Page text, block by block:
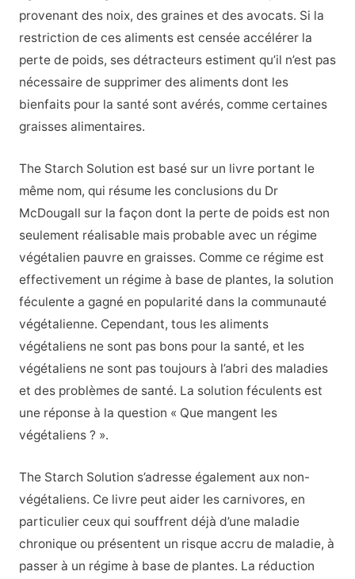
provenant des noix, des graines et des avocats. Si la
restriction de ces aliments est censée accélérer la
perte de poids, ses détracteurs estiment qu’il n’est pas
nécessaire de supprimer des aliments dont les
bienfaits pour la santé sont avérés, comme certaines
graisses alimentaires.
The Starch Solution est basé sur un livre portant le
même nom, qui résume les conclusions du Dr
McDougall sur la façon dont la perte de poids est non
seulement réalisable mais probable avec un régime
végétalien pauvre en graisses. Comme ce régime est
effectivement un régime à base de plantes, la solution
féculente a gagné en popularité dans la communauté
végétalienne. Cependant, tous les aliments
végétaliens ne sont pas bons pour la santé, et les
végétaliens ne sont pas toujours à l’abri des maladies
et des problèmes de santé. La solution féculents est
une réponse à la question « Que mangent les
végétaliens ? ».
The Starch Solution s’adresse également aux non-
végétaliens. Ce livre peut aider les carnivores, en
particulier ceux qui souffrent déjà d’une maladie
chronique ou présentent un risque accru de maladie, à
passer à un régime à base de plantes. La réduction